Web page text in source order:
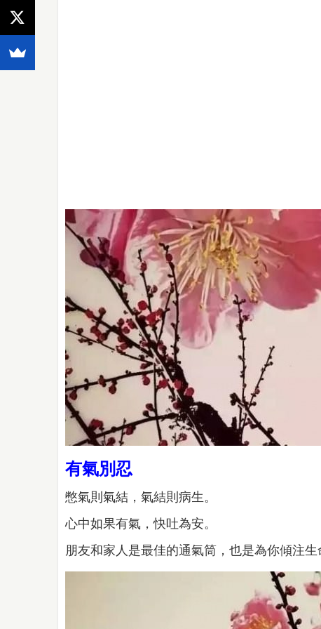
有氣別忍
憋氣則氣結，氣結則病生。
心中如果有氣，快吐為安。
朋友和家人是最佳的通氣筒，也是為你傾注生